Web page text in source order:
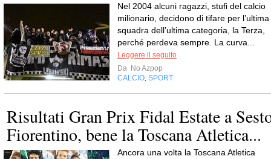
Nel 2004 alcuni ragazzi, stufi del calcio
milionario, decidono di tifare per l’ultima
squadra dell’ultima categoria, la Terza,
perché perdeva sempre. La curva...
Leggere il seguito
Da No Azpop
CALCIO SPORT
Risultati Gran Prix Fidal Estate a
Fiorentino, bene la Toscana Atletica...
Ancora una volta la Toscana Atletica